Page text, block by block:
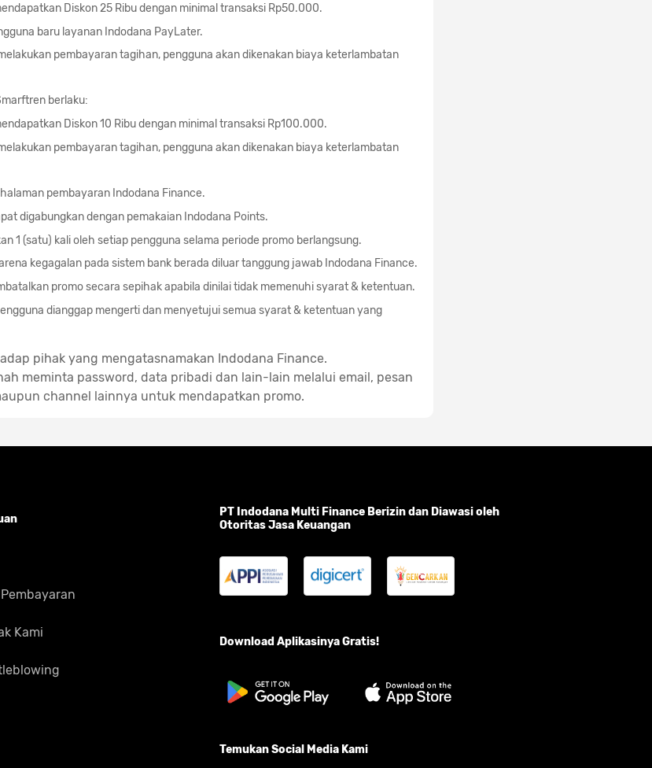
Diskon 25 Ribu dengan minimal transaksi Rp50.000.
baru layanan Indodana PayLater.
pembayaran tagihan, pengguna akan dikenakan biaya keterlambatan
berlaku:
Diskon 10 Ribu dengan minimal transaksi Rp100.000.
pembayaran tagihan, pengguna akan dikenakan biaya keterlambatan
pembayaran Indodana Finance.
digabungkan dengan pemakaian Indodana Points.
1 (satu) kali oleh setiap pengguna selama periode promo berlangsung.
kegagalan pada sistem bank berada diluar tanggung jawab Indodana Finance.
promo secara sepihak apabila dinilai tidak memenuhi syarat & ketentuan.
dianggap mengerti dan menyetujui semua syarat & ketentuan yang
pihak yang mengatasnamakan Indodana Finance.
meminta password, data pribadi dan lain-lain melalui email, pesan
channel lainnya untuk mendapatkan promo.
Kami
PT Indodana Multi Finance Berizin dan Diawasi oleh
Otoritas Jasa Keuangan
Download Aplikasinya Gratis!
Temukan Social Media Kami